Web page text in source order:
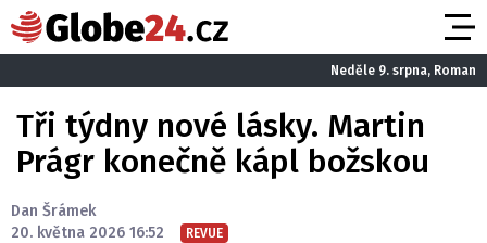
Neděle 9. srpna, Roman
Tři týdny nové lásky. Martin
Prágr konečně kápl božskou
Dan Šrámek
20. května 2026 16:52
REVUE